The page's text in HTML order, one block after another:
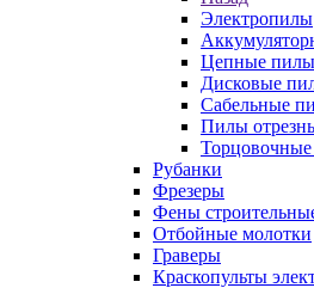
Электропилы
Цепные пилы
Дисковые
Сабельные
Пилы
Рубанки
Фрезеры
Фены
Отбойные молотки
Граверы
Краскопульты